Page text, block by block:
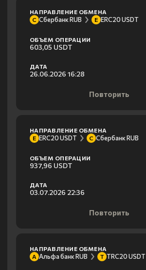
НАПРАВЛЕНИЕ ОБМЕНА
С Сбербанк RUB E ERC20 USDT
ОБЪЕМ ОПЕРАЦИИ
603,05 USDT
ДАТА
26.06.2026 16:28
Повторить
НАПРАВЛЕНИЕ ОБМЕНА
E ERC20 USDT С Сбербанк RUB
ОБЪЕМ ОПЕРАЦИИ
937,96 USDT
ДАТА
03.07.2026 22:36
Повторить
НАПРАВЛЕНИЕ ОБМЕНА
А Альфа банк RUB T TRC20 USDT